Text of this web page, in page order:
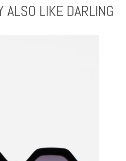
ALSO LIKE DARLING